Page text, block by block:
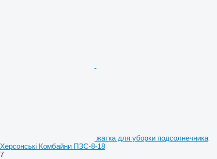
жатка для уборки подсолнечника
Херсонські Комбайни ПЗС-8-18
7